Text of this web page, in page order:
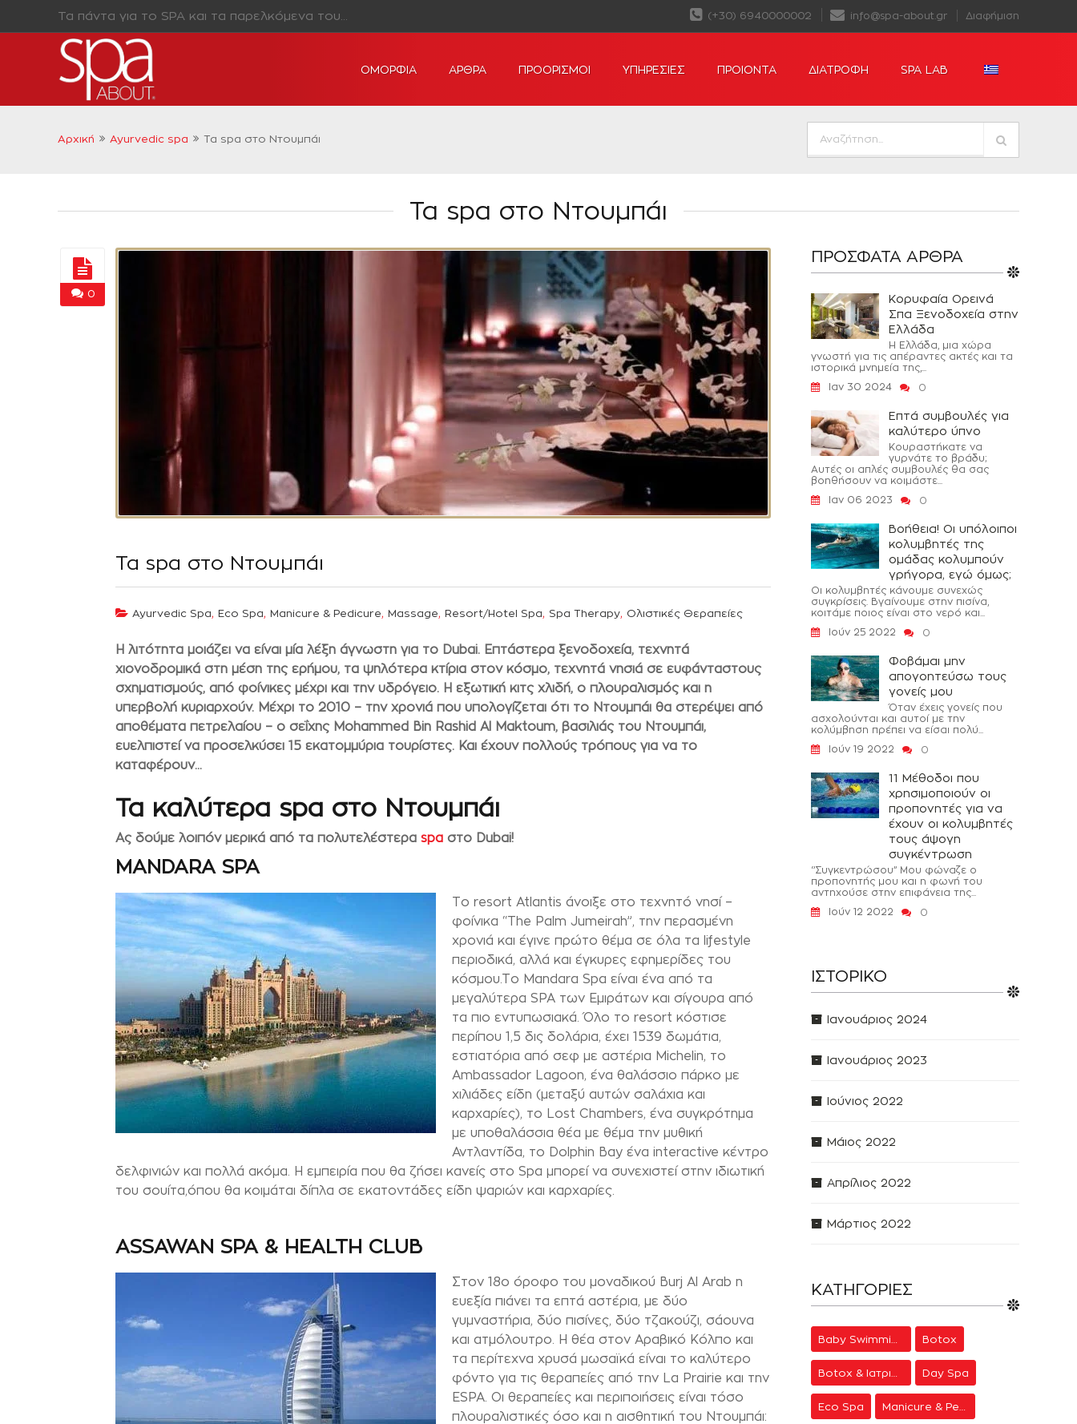
Τα πάντα για το SPA και τα παρελκόμενα του… (+30) 6940000002 info@spa-about.gr Διαφήμιση
ΟΜΟΡΦΙΑ ΑΡΘΡΑ ΠΡΟΟΡΙΣΜΟΙ ΥΠΗΡΕΣΙΕΣ ΠΡΟΙΟΝΤΑ ΔΙΑΤΡΟΦΗ SPA LAB
Αρχική Ayurvedic spa Τα spa στο Ντουμπάι
Τα spa στο Ντουμπάι
0
Τα spa στο Ντουμπάι
Ayurvedic Spa, Eco Spa, Manicure & Pedicure, Massage, Resort/Hotel Spa, Spa Therapy, Ολιστικές Θεραπείες
Η λιτότητα μοιάζει να είναι μία λέξη άγνωστη για το Dubai. Επτάστερα ξενοδοχεία, τεχνητά
χιονοδρομικά στη μέση της ερήμου, τα ψηλότερα κτίρια στον κόσμο, τεχνητά νησιά σε ευφάνταστους
σχηματισμούς, από φοίνικες μέχρι και την υδρόγειο. Η εξωτική κιτς χλιδή, ο πλουραλισμός και η
υπερβολή κυριαρχούν. Μέχρι το 2010 – την χρονιά που υπολογίζεται ότι το Ντουμπάι θα στερέψει από
αποθέματα πετρελαίου – ο σεΐχης Mohammed Bin Rashid Al Maktoum, βασιλιάς του Ντουμπάι,
ευελπιστεί να προσελκύσει 15 εκατομμύρια τουρίστες. Και έχουν πολλούς τρόπους για να το
καταφέρουν…
Τα καλύτερα spa στο Ντουμπάι
Ας δούμε λοιπόν μερικά από τα πολυτελέστερα spa στο Dubai!
MANDARA SPA
Το resort Atlantis άνοιξε στο τεχνητό νησί –
φοίνικα “The Palm Jumeirah”, την περασμένη
χρονιά και έγινε πρώτο θέμα σε όλα τα lifestyle
περιοδικά, αλλά και έγκυρες εφημερίδες του
κόσμου.Το Mandara Spa είναι ένα από τα
μεγαλύτερα SPA των Εμιράτων και σίγουρα από
τα πιο εντυπωσιακά. Όλο το resort κόστισε
περίπου 1,5 δις δολάρια, έχει 1539 δωμάτια,
εστιατόρια από σεφ με αστέρια Michelin, το
Ambassador Lagoon, ένα θαλάσσιο πάρκο με
χιλιάδες είδη (μεταξύ αυτών σαλάχια και
καρχαρίες), το Lost Chambers, ένα συγκρότημα
με υποθαλάσσια θέα με θέμα την μυθική
Αντλαντίδα, το Dolphin Bay ένα interactive κέντρο
δελφινιών και πολλά ακόμα. Η εμπειρία που θα ζήσει κανείς στο Spa μπορεί να συνεχιστεί στην ιδιωτική
του σουίτα,όπου θα κοιμάται δίπλα σε εκατοντάδες είδη ψαριών και καρχαρίες.
ASSAWAN SPA & HEALTH CLUB
Στον 18ο όροφο του μοναδικού Burj Al Arab η
ευεξία πιάνει τα επτά αστέρια, με δύο
γυμναστήρια, δύο πισίνες, δύο τζακούζι, σάουνα
και ατμόλουτρο. Η θέα στον Αραβικό Κόλπο και
τα περίτεχνα χρυσά μωσαϊκά είναι το καλύτερο
φόντο για τις θεραπείες από την La Prairie και την
ESPA. Οι θεραπείες και περιποιήσεις είναι τόσο
πλουραλιστικές όσο και η αισθητική του Ντουμπάι:
ΠΡΌΣΦΑΤΑ ΆΡΘΡΑ
Κορυφαία Ορεινά
Σπα Ξενοδοχεία στην
Ελλάδα
Η Ελλάδα, μια χώρα
γνωστή για τις απέραντες ακτές και τα
ιστορικά μνημεία της,...
Ιαν 30 2024
0
Επτά συμβουλές για
καλύτερο ύπνο
Κουραστήκατε να
γυρνάτε το βράδυ;
Αυτές οι απλές συμβουλές θα σας
βοηθήσουν να κοιμάστε...
Ιαν 06 2023
0
Βοήθεια! Οι υπόλοιποι
κολυμβητές της
ομάδας κολυμπούν
γρήγορα, εγώ όμως;
Οι κολυμβητές κάνουμε συνεχώς
συγκρίσεις. Βγαίνουμε στην πισίνα,
κοιτάμε ποιος είναι στο νερό και...
Ιούν 25 2022
0
Φοβάμαι μην
απογοητεύσω τους
γονείς μου
Όταν έχεις γονείς που
ασχολούνται και αυτοί με την
κολύμβηση πρέπει να είσαι πολύ...
Ιούν 19 2022
0
11 Μέθοδοι που
χρησιμοποιούν οι
προπονητές για να
έχουν οι κολυμβητές
τους άψογη
συγκέντρωση
‘’Συγκεντρώσου’’ Μου φώναζε ο
προπονητής μου και η φωνή του
αντηχούσε στην επιφάνεια της...
Ιούν 12 2022
0
ΙΣΤΟΡΙΚΌ
Ιανουάριος 2024
Ιανουάριος 2023
Ιούνιος 2022
Μάιος 2022
Απρίλιος 2022
Μάρτιος 2022
ΚΑΤΗΓΟΡΊΕΣ
Botox
Day Spa
Eco Spa